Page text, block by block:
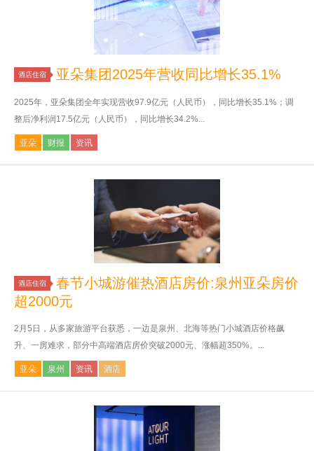
酒店住宿 亚朵集团2025年营收同比增长35.1%
2025年，亚朵集团全年实现营收97.9亿元（人民币），同比增长35.1%；调
整后净利润17.5亿元（人民币），同比增长34.2%...
亚朵 财报 资讯
酒店住宿
春节小城游催热酒店房价:泉州亚朵房价
超2000元
2月5日，从多家旅游平台获悉，一边是泉州、北海等热门小城酒店价格飙
升、一房难求，部分中高端酒店房价突破2000元、涨幅超350%。...
亚朵 泉州 资讯 酒店